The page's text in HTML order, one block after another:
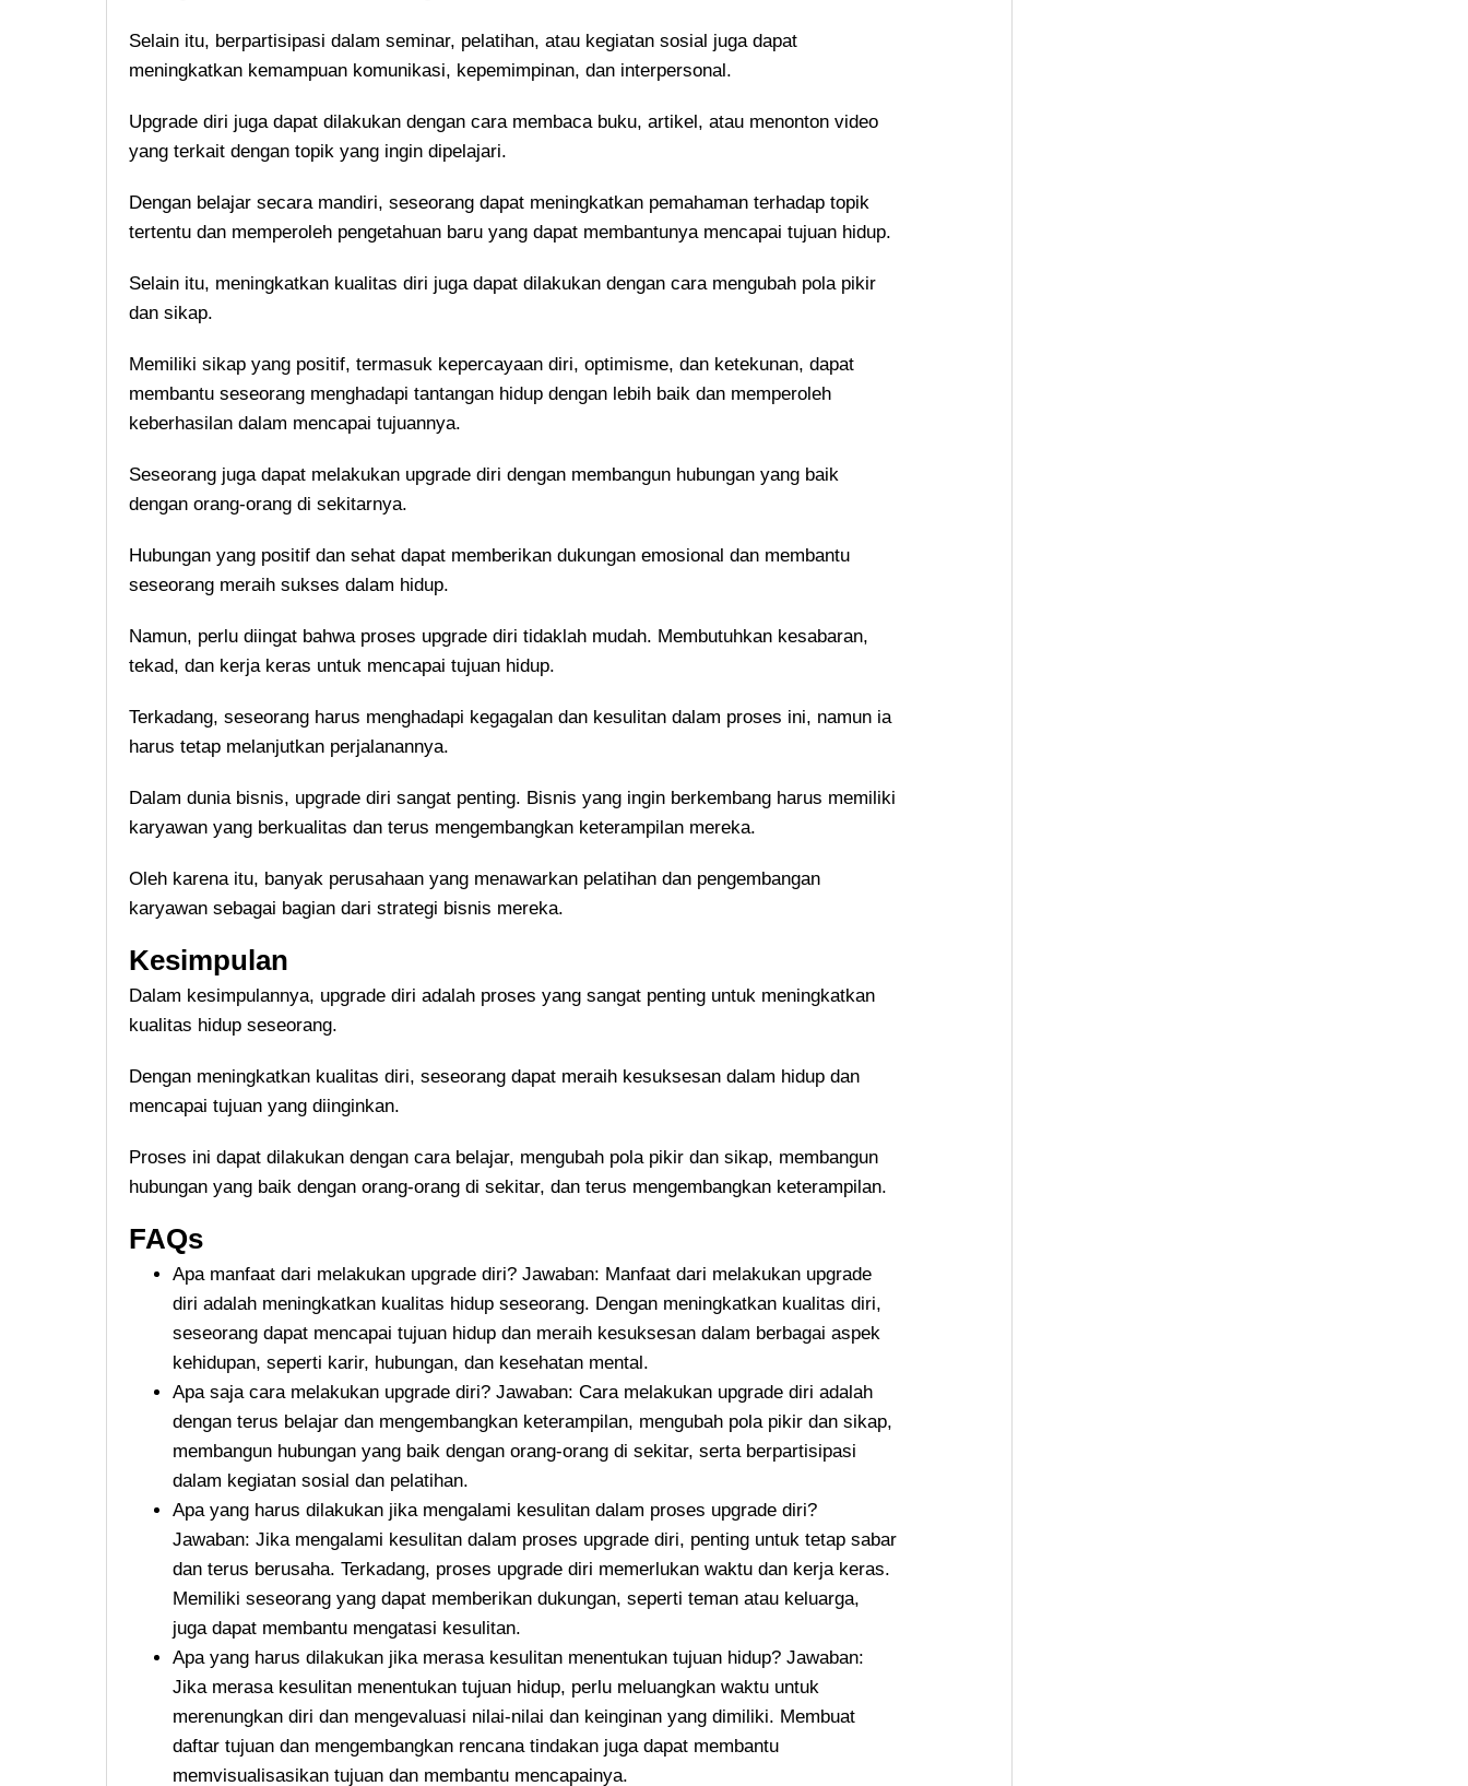
Selain itu, berpartisipasi dalam seminar, pelatihan, atau kegiatan sosial juga dapat
meningkatkan kemampuan komunikasi, kepemimpinan, dan interpersonal.
Upgrade diri juga dapat dilakukan dengan cara membaca buku, artikel, atau menonton video
yang terkait dengan topik yang ingin dipelajari.
Dengan belajar secara mandiri, seseorang dapat meningkatkan pemahaman terhadap topik
tertentu dan memperoleh pengetahuan baru yang dapat membantunya mencapai tujuan hidup.
Selain itu, meningkatkan kualitas diri juga dapat dilakukan dengan cara mengubah pola pikir
dan sikap.
Memiliki sikap yang positif, termasuk kepercayaan diri, optimisme, dan ketekunan, dapat
membantu seseorang menghadapi tantangan hidup dengan lebih baik dan memperoleh
keberhasilan dalam mencapai tujuannya.
Seseorang juga dapat melakukan upgrade diri dengan membangun hubungan yang baik
dengan orang-orang di sekitarnya.
Hubungan yang positif dan sehat dapat memberikan dukungan emosional dan membantu
seseorang meraih sukses dalam hidup.
Namun, perlu diingat bahwa proses upgrade diri tidaklah mudah. Membutuhkan kesabaran,
tekad, dan kerja keras untuk mencapai tujuan hidup.
Terkadang, seseorang harus menghadapi kegagalan dan kesulitan dalam proses ini, namun ia
harus tetap melanjutkan perjalanannya.
Dalam dunia bisnis, upgrade diri sangat penting. Bisnis yang ingin berkembang harus memiliki
karyawan yang berkualitas dan terus mengembangkan keterampilan mereka.
Oleh karena itu, banyak perusahaan yang menawarkan pelatihan dan pengembangan
karyawan sebagai bagian dari strategi bisnis mereka.
Kesimpulan
Dalam kesimpulannya, upgrade diri adalah proses yang sangat penting untuk meningkatkan
kualitas hidup seseorang.
Dengan meningkatkan kualitas diri, seseorang dapat meraih kesuksesan dalam hidup dan
mencapai tujuan yang diinginkan.
Proses ini dapat dilakukan dengan cara belajar, mengubah pola pikir dan sikap, membangun
hubungan yang baik dengan orang-orang di sekitar, dan terus mengembangkan keterampilan.
FAQs
Apa manfaat dari melakukan upgrade diri? Jawaban: Manfaat dari melakukan upgrade
diri adalah meningkatkan kualitas hidup seseorang. Dengan meningkatkan kualitas diri,
seseorang dapat mencapai tujuan hidup dan meraih kesuksesan dalam berbagai aspek
kehidupan, seperti karir, hubungan, dan kesehatan mental.
Apa saja cara melakukan upgrade diri? Jawaban: Cara melakukan upgrade diri adalah
dengan terus belajar dan mengembangkan keterampilan, mengubah pola pikir dan sikap,
membangun hubungan yang baik dengan orang-orang di sekitar, serta berpartisipasi
dalam kegiatan sosial dan pelatihan.
Apa yang harus dilakukan jika mengalami kesulitan dalam proses upgrade diri?
Jawaban: Jika mengalami kesulitan dalam proses upgrade diri, penting untuk tetap sabar
dan terus berusaha. Terkadang, proses upgrade diri memerlukan waktu dan kerja keras.
Memiliki seseorang yang dapat memberikan dukungan, seperti teman atau keluarga,
juga dapat membantu mengatasi kesulitan.
Apa yang harus dilakukan jika merasa kesulitan menentukan tujuan hidup? Jawaban:
Jika merasa kesulitan menentukan tujuan hidup, perlu meluangkan waktu untuk
merenungkan diri dan mengevaluasi nilai-nilai dan keinginan yang dimiliki. Membuat
daftar tujuan dan mengembangkan rencana tindakan juga dapat membantu
memvisualisasikan tujuan dan membantu mencapainya.